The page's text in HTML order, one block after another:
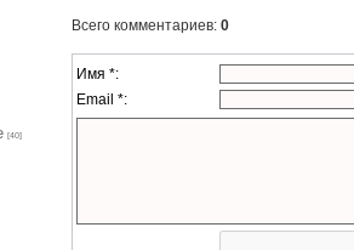
[40]
Всего комментариев: 0
Имя *:
Email *: